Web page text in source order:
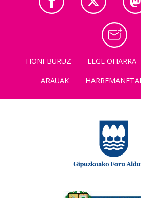
HONI BURUZ LEGE OHARRA
ARAUAK